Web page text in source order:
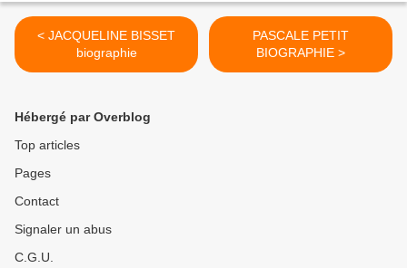
< JACQUELINE BISSET
biographie
PASCALE PETIT
BIOGRAPHIE >
Hébergé par Overblog
Top articles
Pages
Contact
Signaler un abus
C.G.U.